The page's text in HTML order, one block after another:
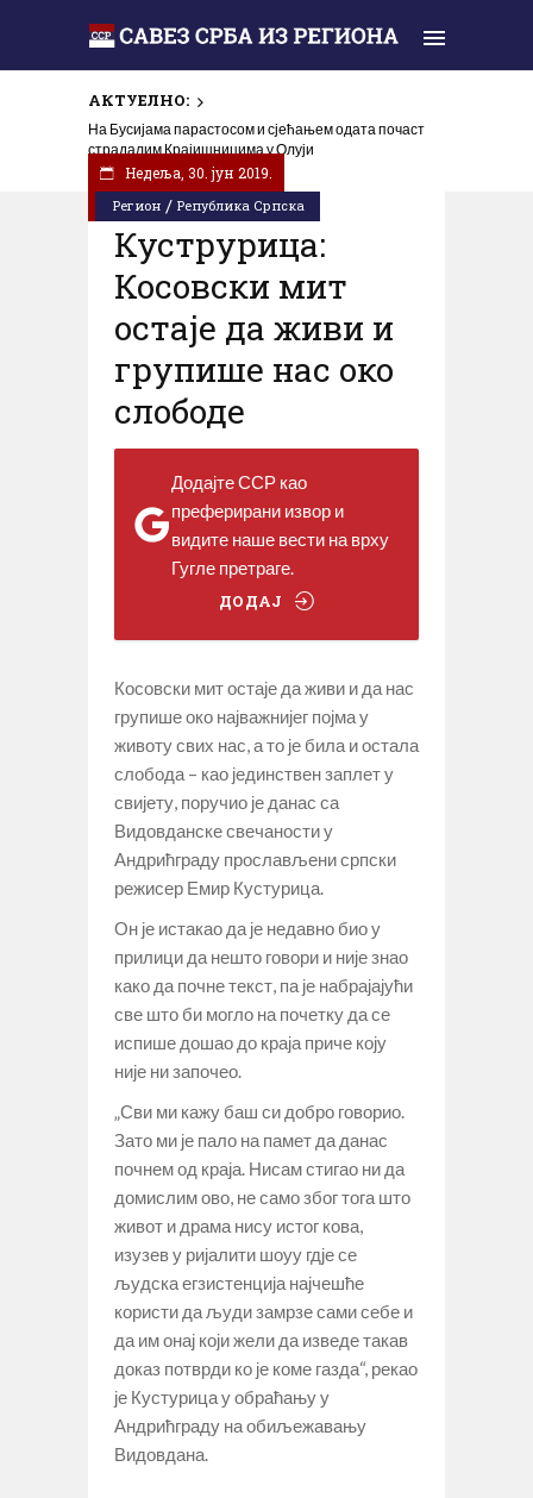
АКТУЕЛНО:
На Бусијама парастосом и сјећањем одата почаст
страдалим Крајишницима у Олуји
Годишњица страдања српских цивила на
Петровачкој цести – злочин без казне
Регион / Република Српска
Недеља, 30. јун 2019.
Куструрица:
Косовски мит
остаје да живи и
групише нас око
слободе
Додајте ССР као
преферирани извор и
видите наше вести на врху
Гугле претраге.
ДОДАЈ
Косовски мит остаје да живи и да нас
групише око најважнијег појма у
животу свих нас, а то је била и остала
слобода – као јединствен заплет у
свијету, поручио је данас са
Видовданске свечаности у
Андрићграду прослављени српски
режисер Емир Кустурица.
Он је истакао да је недавно био у
прилици да нешто говори и није знао
како да почне текст, па је набрајајући
све што би могло на почетку да се
испише дошао до краја приче коју
није ни започео.
„Сви ми кажу баш си добро говорио.
Зато ми је пало на памет да данас
почнем од краја. Нисам стигао ни да
домислим ово, не само због тога што
живот и драма нису истог кова,
изузев у ријалити шоуу гдје се
људска егзистенција најчешће
користи да људи замрзе сами себе и
да им онај који жели да изведе такав
доказ потврди ко је коме газда“, рекао
је Кустурица у обраћању у
Андрићграду на обиљежавању
Видовдана.